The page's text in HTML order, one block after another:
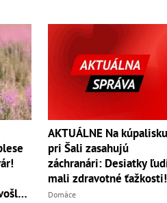
AKTUÁLNE Na kúpalisku
pri Šali zasahujú
záchranári: Desiatky
mali zdravotné ťažkosti!
Domáce